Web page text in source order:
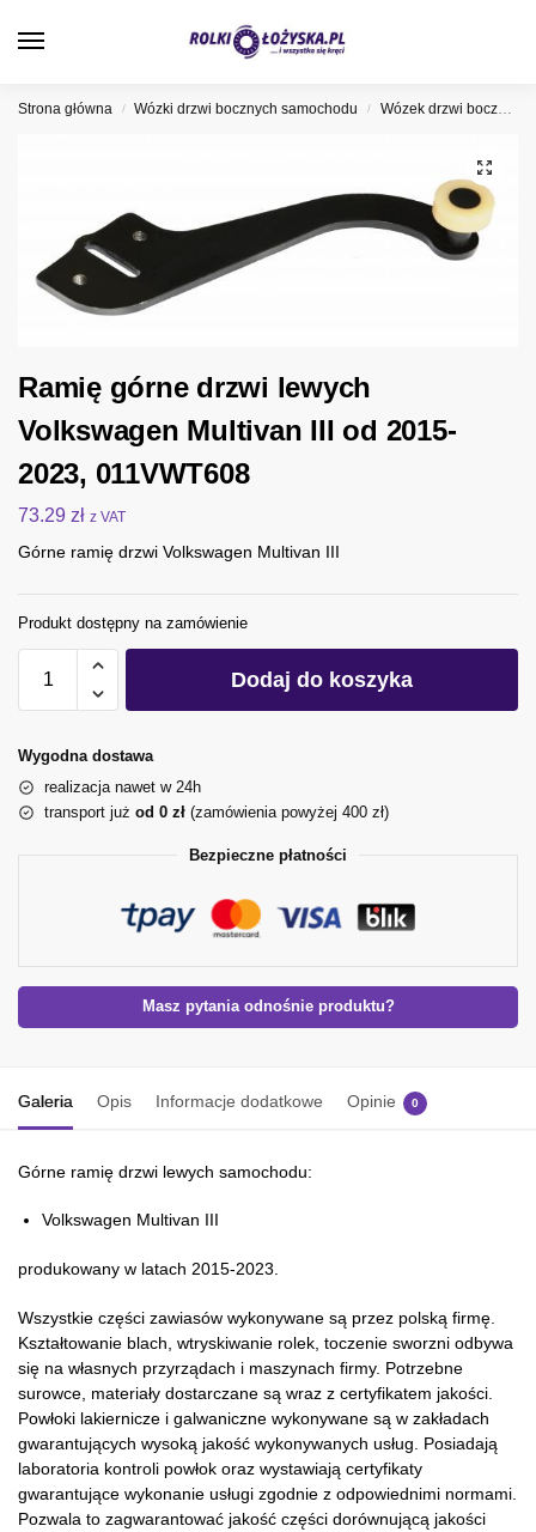
Strona główna / Wózki drzwi bocznych samochodu / Wózek drzwi bocznych Volkswagen
Ramię górne drzwi lewych
Volkswagen Multivan III od 2015-
2023, 011VWT608
73.29 zł z VAT
Górne ramię drzwi Volkswagen Multivan III
Produkt dostępny na zamówienie
Dodaj do koszyka
Wygodna dostawa
realizacja nawet w 24h
transport już od 0 zł (zamówienia powyżej 400 zł)
Bezpieczne płatności
Masz pytania odnośnie produktu?
Galeria Opis Informacje dodatkowe Opinie 0
Górne ramię drzwi lewych samochodu:
Volkswagen Multivan III
produkowany w latach 2015-2023.
Wszystkie części zawiasów wykonywane są przez polską firmę.
Kształtowanie blach, wtryskiwanie rolek, toczenie sworzni odbywa
się na własnych przyrządach i maszynach firmy. Potrzebne
surowce, materiały dostarczane są wraz z certyfikatem jakości.
Powłoki lakiernicze i galwaniczne wykonywane są w zakładach
gwarantujących wysoką jakość wykonywanych usług. Posiadają
laboratoria kontroli powłok oraz wystawiają certyfikaty
gwarantujące wykonanie usługi zgodnie z odpowiednimi normami.
Pozwala to zagwarantować jakość części dorównującą jakości